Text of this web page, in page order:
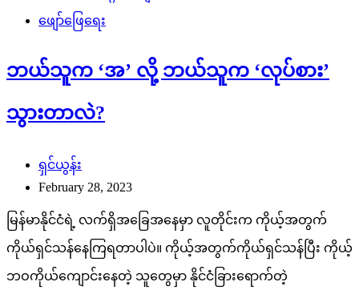
ဖျော်ဖြေရေး
ဘယ်သူက ‘အ’ လို့ ဘယ်သူက ‘လုပ်စား’
သွားတာလဲ?
ရှင်ယွန်း
February 28, 2023
မြန်မာနိုင်ငံရဲ့ လက်ရှိအခြေအနေမှာ လူတိုင်းက ကိုယ့်အတွက်
ကိုယ်ရှင်သန်နေကြရတာပါပဲ။ ကိုယ့်အတွက်ကိုယ်ရှင်သန်ပြီး ကိုယ့်
ဘဝကိုယ်ကျောင်းနေတဲ့ သူတွေမှာ နိုင်ငံခြားရောက်တဲ့